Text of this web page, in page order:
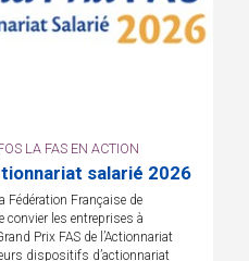
LA FAS EN ACTION
salarié 2026
Fédération Française de
convier les entreprises à
Prix FAS de l’Actionnariat
dispositifs d’actionnariat